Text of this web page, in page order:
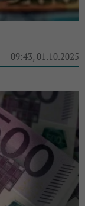
09:43, 01.10.2025